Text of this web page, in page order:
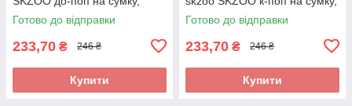
рюкзак іграшка
Готово до відправки
233,70 ₴ 246 ₴
Купити
рюкзак іграшка
Готово до відправки
233,70 ₴ 246 ₴
Купити